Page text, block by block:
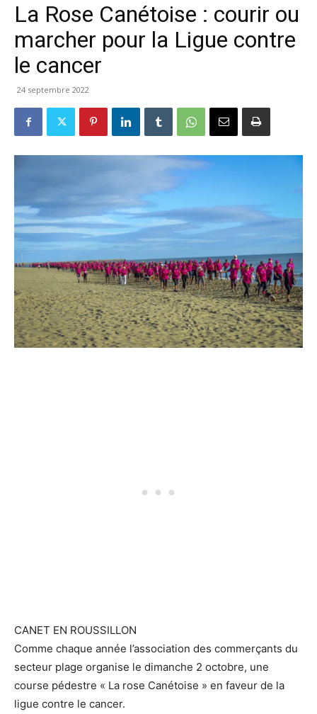
La Rose Canétoise : courir ou
marcher pour la Ligue contre
le cancer
24 septembre 2022
CANET EN ROUSSILLON
Comme chaque année l’association des commerçants du
secteur plage organise le dimanche 2 octobre, une
course pédestre « La rose Canétoise » en faveur de la
ligue contre le cancer.